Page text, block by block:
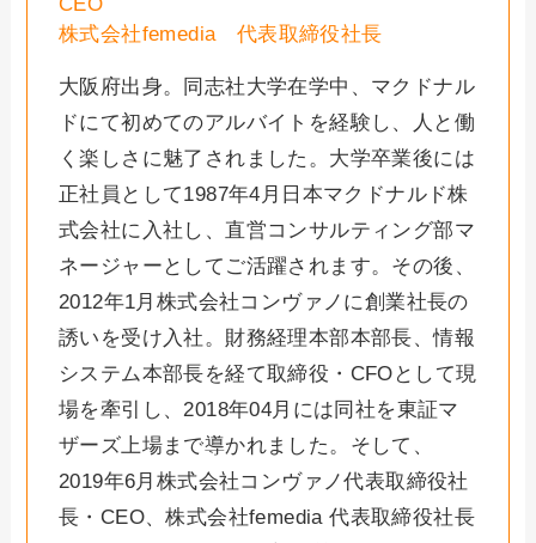
株式会社femedia 代表取締役社長
大阪府出身。同志社大学在学中、マクドナル
ドにて初めてのアルバイトを経験し、人と働
く楽しさに魅了されました。大学卒業後には
正社員として1987年4月日本マクドナルド株
式会社に入社し、直営コンサルティング部マ
ネージャーとしてご活躍されます。その後、
2012年1月株式会社コンヴァノに創業社長の
誘いを受け入社。財務経理本部本部長、情報
システム本部長を経て取締役・CFOとして現
場を牽引し、2018年04月には同社を東証マ
ザーズ上場まで導かれました。そして、
2019年6月株式会社コンヴァノ代表取締役社
長・CEO、株式会社femedia 代表取締役社長